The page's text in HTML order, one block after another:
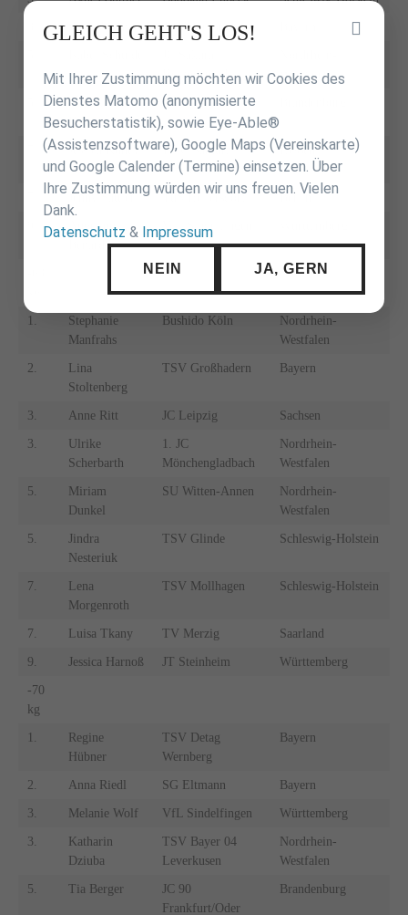
Steffi Werner TSV Altdorf
Herzogenrath
Westfalen
Andrea
Hirsemann
UJKC Potsdam
Jessica Küney
1. JC Samurai
Offenbach
Hessen
Jenny Sättler TuS Hellersdorf Berlin
Angelique
1.
Stephanie
Manfrahs
Bushido Köln
Nordrhein-
Westfalen
2.
Lina
Stoltenberg
TSV Großhadern Bayern
3. Anne Ritt JC Leipzig Sachsen
3.
Ulrike
Scherbarth
1. JC
Mönchengladbach
Nordrhein-
Westfalen
5.
Miriam
Dunkel
SU Witten-Annen
Nordrhein-
Westfalen
5.
Jindra
Nesteriuk
TSV Glinde Schleswig-Holstein
7.
Lena
Morgenroth
TSV Mollhagen Schleswig-Holstein
7. Luisa Tkany TV Merzig Saarland
9. Jessica Harnoß JT Steinheim Württemberg
-70
kg
1.
Regine
Hübner
TSV Detag
Wernberg
Bayern
2. Anna Riedl SG Eltmann Bayern
3. Melanie Wolf VfL Sindelfingen Württemberg
3.
Katharin
Dziuba
TSV Bayer 04
Leverkusen
Nordrhein-
Westfalen
5. Tia Berger
JC 90
Frankfurt/Oder
Brandenburg
Inhalt
GLEICH GEHT'S LOS!
Mit Ihrer Zustimmung möchten wir Cookies des
Dienstes Matomo (anonymisierte
Besucherstatistik), sowie Eye-Able®
(Assistenzsoftware), Google Maps (Vereinskarte)
und Google Calender (Termine) einsetzen. Über
Ihre Zustimmung würden wir uns freuen. Vielen
Dank.
Datenschutz & Impressum
NEIN JA, GERN